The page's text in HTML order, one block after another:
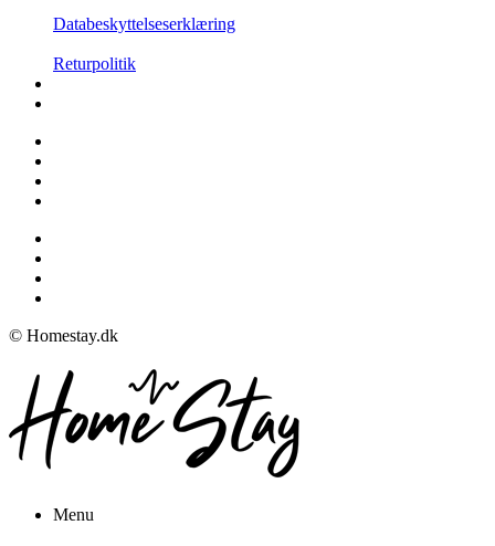
Databeskyttelseserklæring
Returpolitik
© Homestay.dk
Menu